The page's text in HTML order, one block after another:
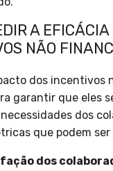
A EFICÁCIA
NÃO
dos incentivos
garantir que eles
dos
que podem
dos